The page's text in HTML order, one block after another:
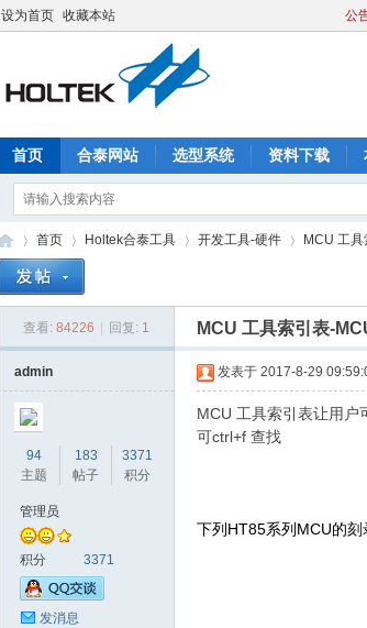
设为首页 收藏本站
首页 合泰网站 选型系统 资料下载
首页
›
Holtek合泰工具 开发工具-硬件
›
MCU 工
查看: 84226 回复: 1 MCU 工具索引表-
admin
94
主题
183
帖子
3371
积分
管理员
积分 3371
发消息
发表于 2017-8-29
MCU 工具索引表让用户
可ctrl+f 查找
下列HT85系列MCU的
公